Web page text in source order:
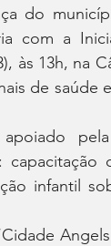
do
com a
às 13h, na
de saúde
infantil